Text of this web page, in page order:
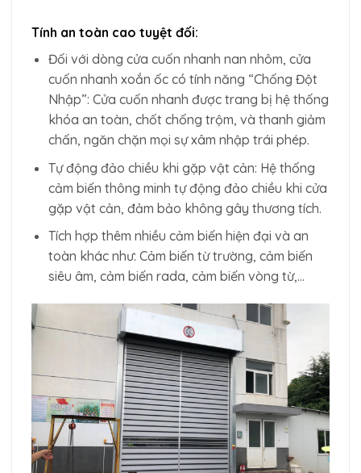
Tính an toàn cao tuyệt đối:
Đối với dòng cửa cuốn nhanh nan nhôm, cửa
cuốn nhanh xoắn ốc có tính năng “Chống Đột
Nhập”: Cửa cuốn nhanh được trang bị hệ thống
khóa an toàn, chốt chống trộm, và thanh giảm
chấn, ngăn chặn mọi sự xâm nhập trái phép.
Tự động đảo chiều khi gặp vật cản: Hệ thống
cảm biến thông minh tự động đảo chiều khi cửa
gặp vật cản, đảm bảo không gây thương tích.
Tích hợp thêm nhiều cảm biến hiện đại và an
toàn khác như: Cảm biến từ trường, cảm biến
siêu âm, cảm biến rada, cảm biến vòng từ,…